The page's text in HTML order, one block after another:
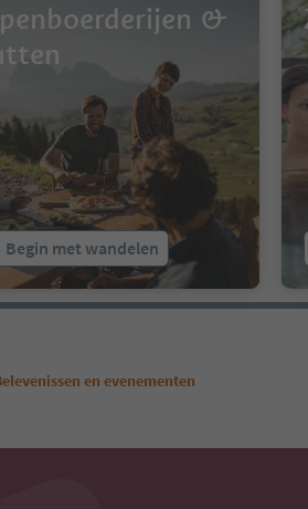
&
Begin met wandelen
en evenementen